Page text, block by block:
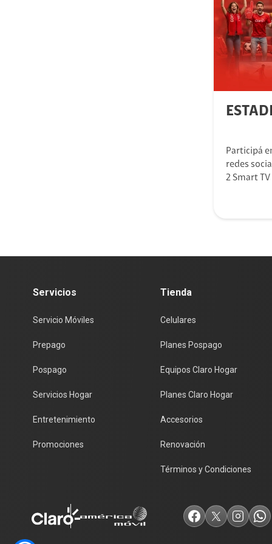
Participá
redes
2 Smart TV
Servicios
Servicio Móviles
Prepago
Pospago
Servicios Hogar
Entretenimiento
Promociones
Tienda
Celulares
Planes Pospago
Equipos Claro Hogar
Planes Claro Hogar
Accesorios
Renovación
Términos y Condiciones